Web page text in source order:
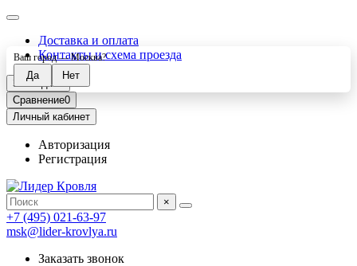
Доставка и оплата
Контакты и схема проезда
Закладки0
Сравнение0
Личный кабинет
Авторизация
Регистрация
×
+7 (495) 021-63-97
msk@lider-krovlya.ru
Заказать звонок
Ваш город —Москва?